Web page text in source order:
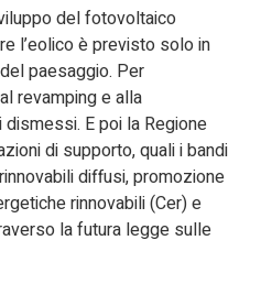
del fotovoltaico
l’eolico è previsto solo in
paesaggio. Per
revamping e alla
E poi la Regione
di supporto, quali i bandi
diffusi, promozione
rinnovabili (Cer) e
la futura legge sulle